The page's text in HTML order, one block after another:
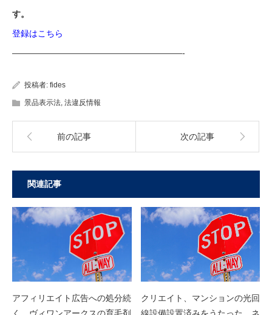
す。
登録はこちら
————————————————————-
投稿者: fides
景品表示法, 法違反情報
前の記事 次の記事
関連記事
アフィリエイト広告への処分続
クリエイト、マンションの光回